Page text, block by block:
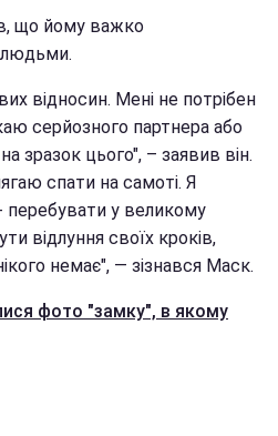
що йому важко
відносин. Мені не потрібен
серйозного партнера або
зразок цього", – заявив він.
спати на самоті. Я
перебувати у великому
відлуння своїх кроків,
немає", — зізнався Маск.
фото "замку", в якому